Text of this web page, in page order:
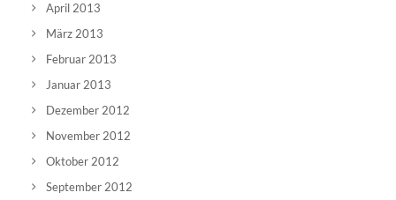
April 2013
März 2013
Februar 2013
Januar 2013
Dezember 2012
November 2012
Oktober 2012
September 2012